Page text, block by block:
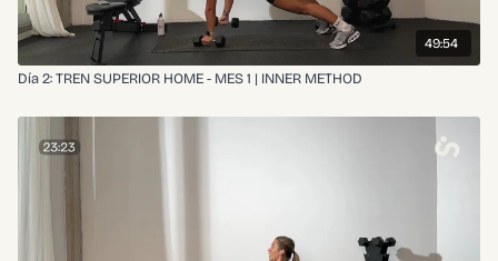
49:54
Día 2: TREN SUPERIOR HOME - MES 1 | INNER METHOD